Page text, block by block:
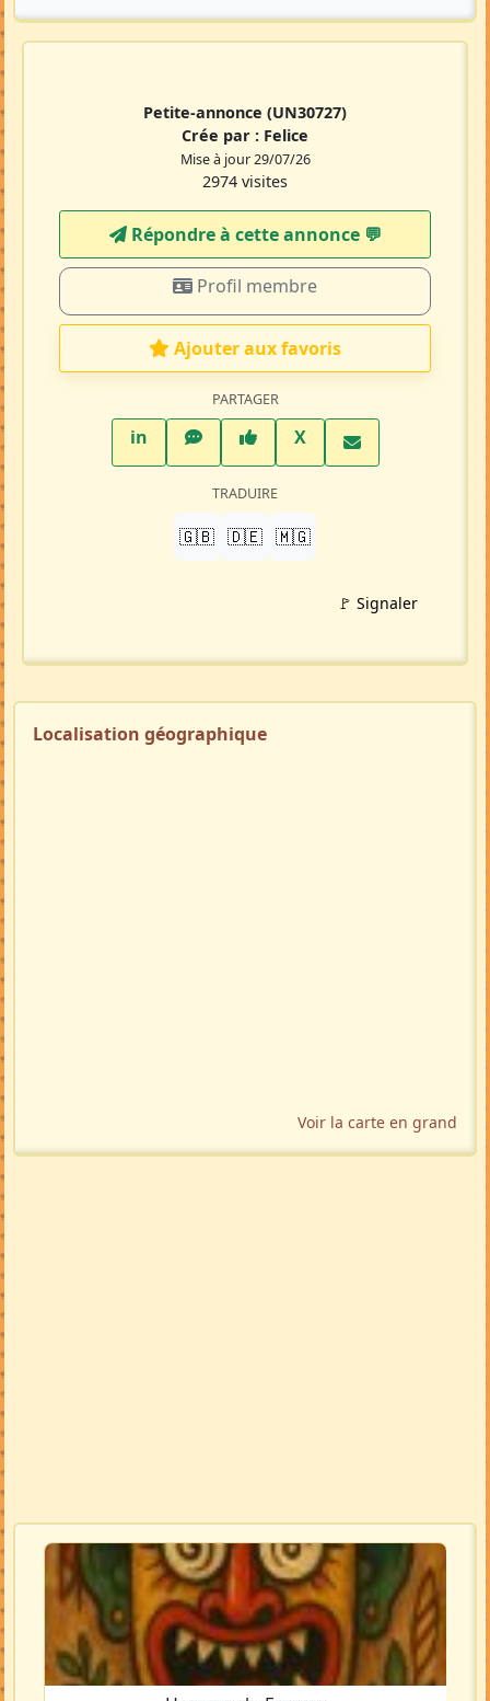
Petite-annonce (UN30727)
Crée par : Felice
Mise à jour 29/07/26
2974 visites
Répondre à cette annonce 💬​
Profil membre
Ajouter aux favoris
PARTAGER
inLinkedInWhatsAppFacebook
XTwitter X
TRADUIRE
🇬🇧 🇩🇪 🇲🇬
🚩 Signaler
Localisation géographique
Voir la carte en grand